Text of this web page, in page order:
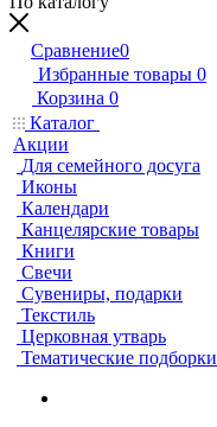
Сравнение0
Избранные товары 0
Корзина 0
Каталог
Акции
Для семейного досуга
Иконы
Календари
Канцелярские товары
Книги
Свечи
Сувениры, подарки
Текстиль
Церковная утварь
Тематические подборки